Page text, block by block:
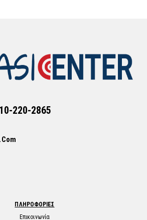
220-2865
ΠΛΗΡΟΦΟΡΙΕΣ
Επικοινωνία